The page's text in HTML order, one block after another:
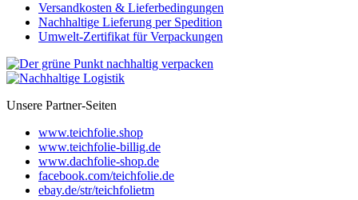
Versandkosten & Lieferbedingungen
Nachhaltige Lieferung per Spedition
Umwelt-Zertifikat für Verpackungen
Unsere Partner-Seiten
www.teichfolie.shop
www.teichfolie-billig.de
www.dachfolie-shop.de
facebook.com/teichfolie.de
ebay.de/str/teichfolietm